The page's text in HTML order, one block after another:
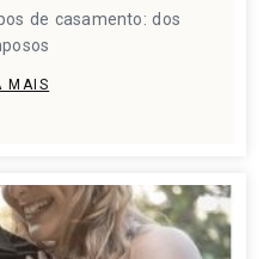
de casamento: dos
MAIS